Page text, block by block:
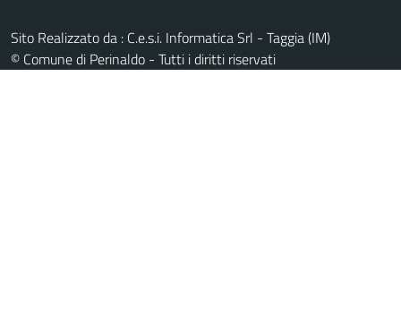
Sito Realizzato da : C.e.s.i. Informatica Srl - Taggia (IM)
© Comune di Perinaldo - Tutti i diritti riservati